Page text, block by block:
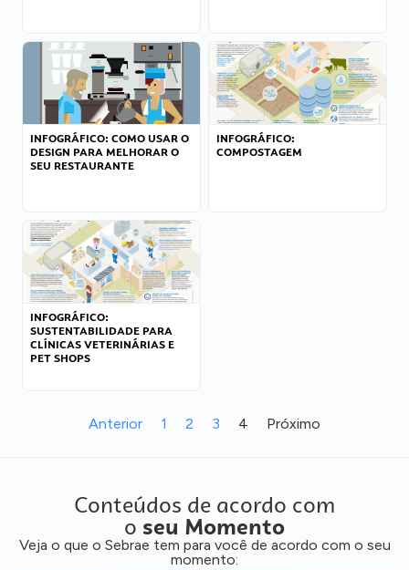
INFOGRÁFICO: COMO USAR O
DESIGN PARA MELHORAR O
SEU RESTAURANTE
INFOGRÁFICO:
COMPOSTAGEM
INFOGRÁFICO:
SUSTENTABILIDADE PARA
CLÍNICAS VETERINÁRIAS E
PET SHOPS
Anterior 1 2 3 4 Próximo
Conteúdos de acordo com
o seu Momento
Veja o que o Sebrae tem para você de acordo com o seu
momento: